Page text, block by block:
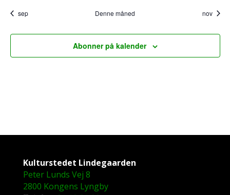
sep Denne måned nov
Abonner på kalender
Kulturstedet Lindegaarden
Peter Lunds Vej 8
2800 Kongens Lyngby